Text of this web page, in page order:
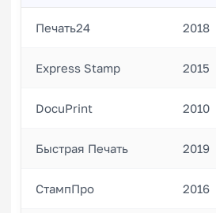
Печать24 2018
Express Stamp 2015
DocuPrint 2010
Быстрая Печать 2019
СтампПро 2016